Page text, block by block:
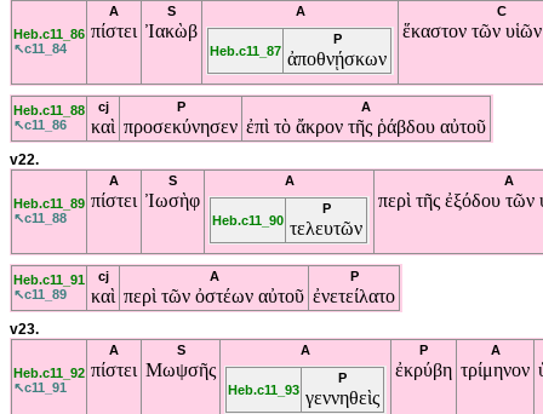
Heb.c11_86
↖c11_84
A
πίστει
S
Ἰακὼβ
A
Heb.c11_87
P
ἀποθνῄσκων
C
ἕκαστον τῶν
Heb.c11_88
↖c11_86
cj
καὶ
P
προσεκύνησεν
A
ἐπὶ τὸ ἄκρον τῆς ῥάβδου αὐτοῦ
v22.
Heb.c11_89
↖c11_88
A
πίστει
S
Ἰωσὴφ
A
Heb.c11_90
P
τελευτῶν
A
περὶ τῆς ἐξόδου τῶν
Heb.c11_91
↖c11_89
cj
καὶ
A
περὶ τῶν ὀστέων αὐτοῦ
P
ἐνετείλατο
v23.
Heb.c11_92
↖c11_91
A
πίστει
S
Μωψσῆς
A
Heb.c11_93
P
γεννηθεὶς
P
ἐκρύβη
A
τρίμηνον